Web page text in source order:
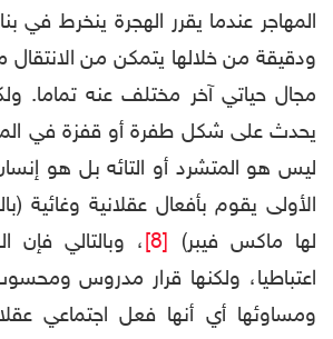
المهاجر عندما يقرر الهجرة ينخرط في
ودقيقة من خلالها يتمكن من
مجال حياتي آخر مختلف عنه تماما.
يحدث على شكل طفرة أو قفزة في
ليس هو المتشرد أو التائه بل هو
الأولى يقوم بأفعال عقلانية وغائية
لها ماكس فيبر)
، وبالتالي فإن
اعتباطيا، ولكنها قرار مدروس
ومساوئها أي أنها فعل اجتماعي